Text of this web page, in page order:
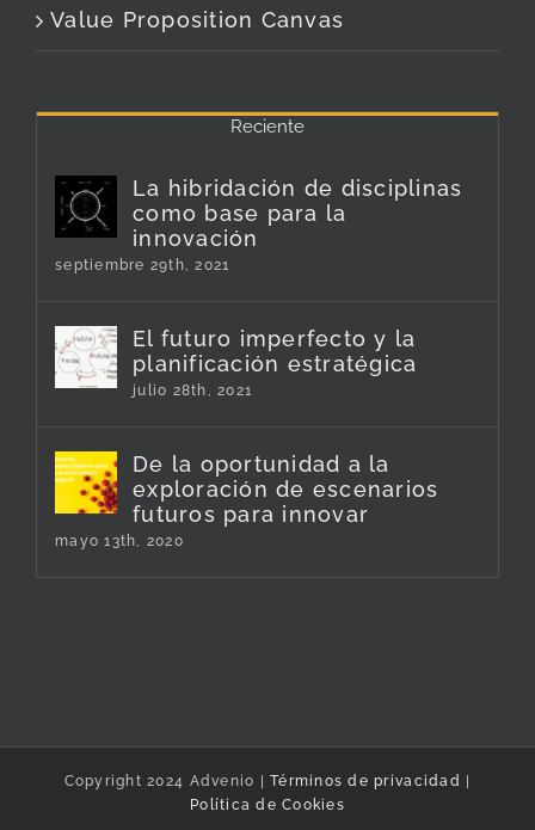
Value Proposition Canvas
Reciente
La hibridación de disciplinas
como base para la
innovación
septiembre 29th, 2021
El futuro imperfecto y la
planificación estratégica
julio 28th, 2021
De la oportunidad a la
exploración de escenarios
futuros para innovar
mayo 13th, 2020
Copyright 2024 Advenio | Términos de privacidad
Política de Cookies